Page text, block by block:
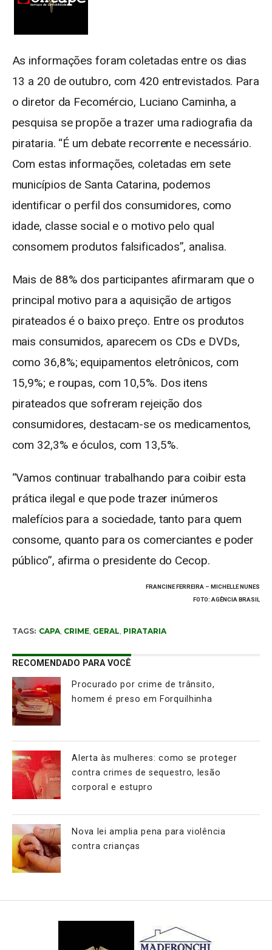
As informações foram coletadas entre os dias
13 a 20 de outubro, com 420 entrevistados. Para
o diretor da Fecomércio, Luciano Caminha, a
pesquisa se propõe a trazer uma radiografia da
pirataria. “É um debate recorrente e necessário.
Com estas informações, coletadas em sete
municípios de Santa Catarina, podemos
identificar o perfil dos consumidores, como
idade, classe social e o motivo pelo qual
consomem produtos falsificados”, analisa.
Mais de 88% dos participantes afirmaram que o
principal motivo para a aquisição de artigos
pirateados é o baixo preço. Entre os produtos
mais consumidos, aparecem os CDs e DVDs,
como 36,8%; equipamentos eletrônicos, com
15,9%; e roupas, com 10,5%. Dos itens
pirateados que sofreram rejeição dos
consumidores, destacam-se os medicamentos,
com 32,3% e óculos, com 13,5%.
“Vamos continuar trabalhando para coibir esta
prática ilegal e que pode trazer inúmeros
malefícios para a sociedade, tanto para quem
consome, quanto para os comerciantes e poder
público”, afirma o presidente do Cecop.
FRANCINE FERREIRA – MICHELLE NUNES
FOTO: AGÊNCIA BRASIL
TAGS: CAPA, CRIME, GERAL PIRATARIA
RECOMENDADO PARA VOCÊ
Procurado por crime de trânsito,
homem é preso em Forquilhinha
Alerta às mulheres: como se proteger
contra crimes de sequestro, lesão
corporal e estupro
Nova lei amplia pena para violência
contra crianças